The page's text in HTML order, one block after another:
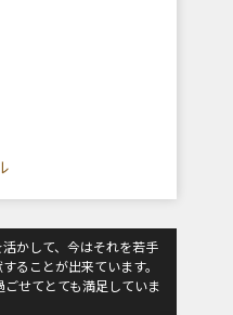
かして、今はそれを若手
ることが出来ています。
せてとても満足していま